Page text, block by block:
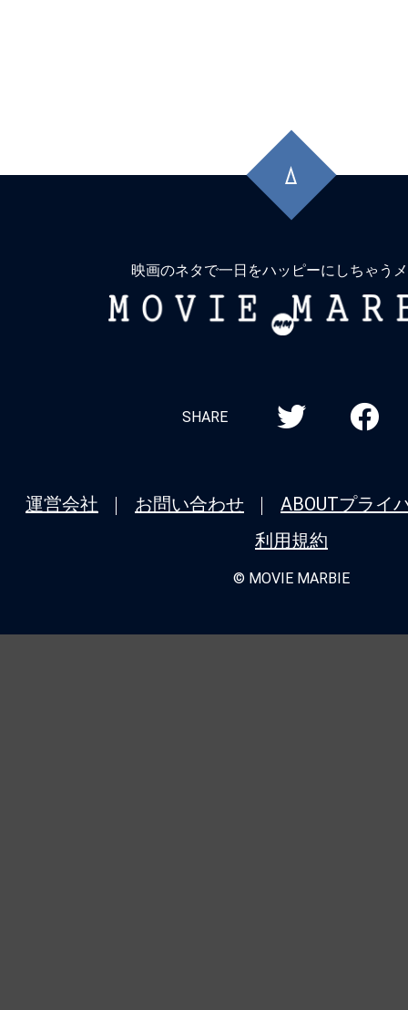
頭
に
映画のネタで一日をハッピーにしちゃう
MOVIE
SHARE
運営会社 お問い合わせ ABOUTプライ
利用規約
© MOVIE MARBIE